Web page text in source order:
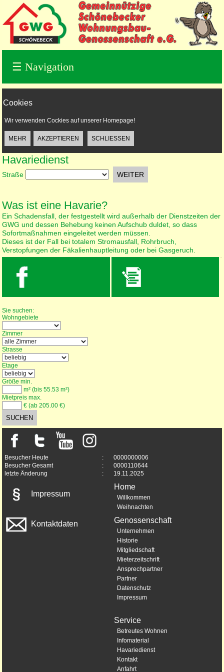
☰ Navigation
Cookies
Wir verwenden Cockies auf unserer Homepage!
Havariedienst
Straße
Was ist eine Havarie?
Ein Schadensfall, der festgestellt wird außerhalb der Dienstzeiten der
GWG und dessen Behebung keinen Aufschub duldet, so dass
Sofortmaßnahmen eingeleitet werden müssen.
Dieses ist der Fall bei totalem Stromausfall, Rohrbruch,
Verstopfungen der Fäkalienhauptleitung oder bei Gasgeruch.
Sie suchen:
Wohngebiete
Zimmer
Strasse
Etage
Größe min.
m² (bis 55.53 m²)
Mietpreis max.
€ (ab 205.00 €)
Besucher Heute :
0000000006
Besucher Gesamt
:
0000110644
letzte Änderung
: 19.11.2025
Impressum
Kontaktdaten
Home
Willkommen
Weihnachten
Genossenschaft
Unternehmen
Historie
Mitgliedschaft
Mieterzeitschrift
Ansprechpartner
Partner
Datenschutz
Impressum
Service
Betreutes Wohnen
Infomaterial
Havariedienst
Kontakt
Anfahrt